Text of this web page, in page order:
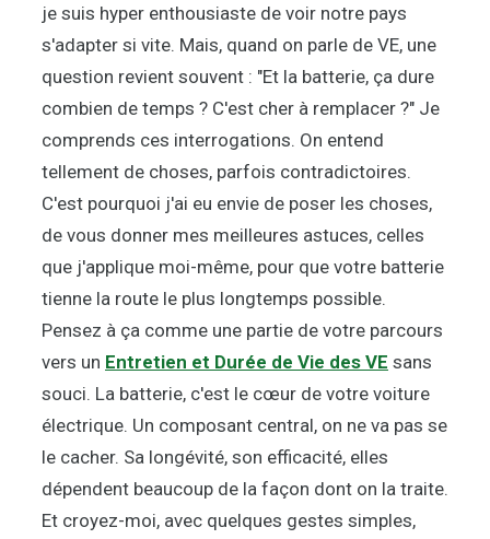
je suis hyper enthousiaste de voir notre pays
s'adapter si vite. Mais, quand on parle de VE, une
question revient souvent : "Et la batterie, ça dure
combien de temps ? C'est cher à remplacer ?" Je
comprends ces interrogations. On entend
tellement de choses, parfois contradictoires.
C'est pourquoi j'ai eu envie de poser les choses,
de vous donner mes meilleures astuces, celles
que j'applique moi-même, pour que votre batterie
tienne la route le plus longtemps possible.
Pensez à ça comme une partie de votre parcours
vers un Entretien et Durée de Vie des VE sans
souci. La batterie, c'est le cœur de votre voiture
électrique. Un composant central, on ne va pas se
le cacher. Sa longévité, son efficacité, elles
dépendent beaucoup de la façon dont on la traite.
Et croyez-moi, avec quelques gestes simples,